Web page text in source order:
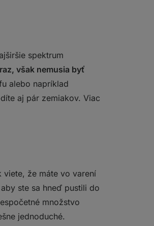
spektrum
však nemusia byť
alebo napríklad
aj pár zemiakov. Viac
viete, že máte vo varení
ste sa hneď pustili do
množstvo
jednoduché.